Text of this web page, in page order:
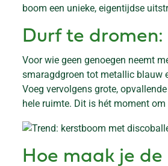
boom een unieke, eigentijdse
Durf te
Voor wie geen genoegen neemt
smaragdgroen tot metallic blauw
Voeg vervolgens grote,
hele ruimte. Dit is hét moment
Hoe maak je